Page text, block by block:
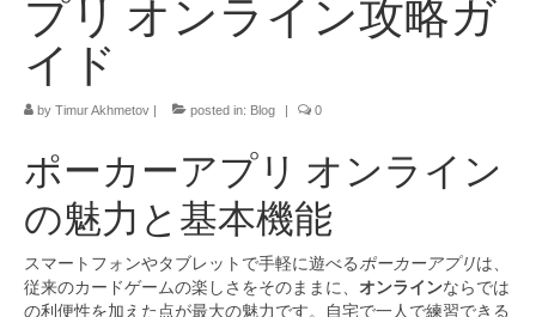
プリ オンライン攻略ガ
イド
by Timur Akhmetov | posted in: Blog | 0
ポーカーアプリ オンライン
の魅力と基本機能
スマートフォンやタブレットで手軽に遊べるポーカーアプリは、
従来のカードゲームの楽しさをそのままに、 オンラインならでは
の利便性を加えた点が最大の魅力です。自宅で一人で練習できる